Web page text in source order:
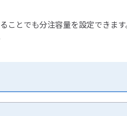
ことでも分注容量を設定できま